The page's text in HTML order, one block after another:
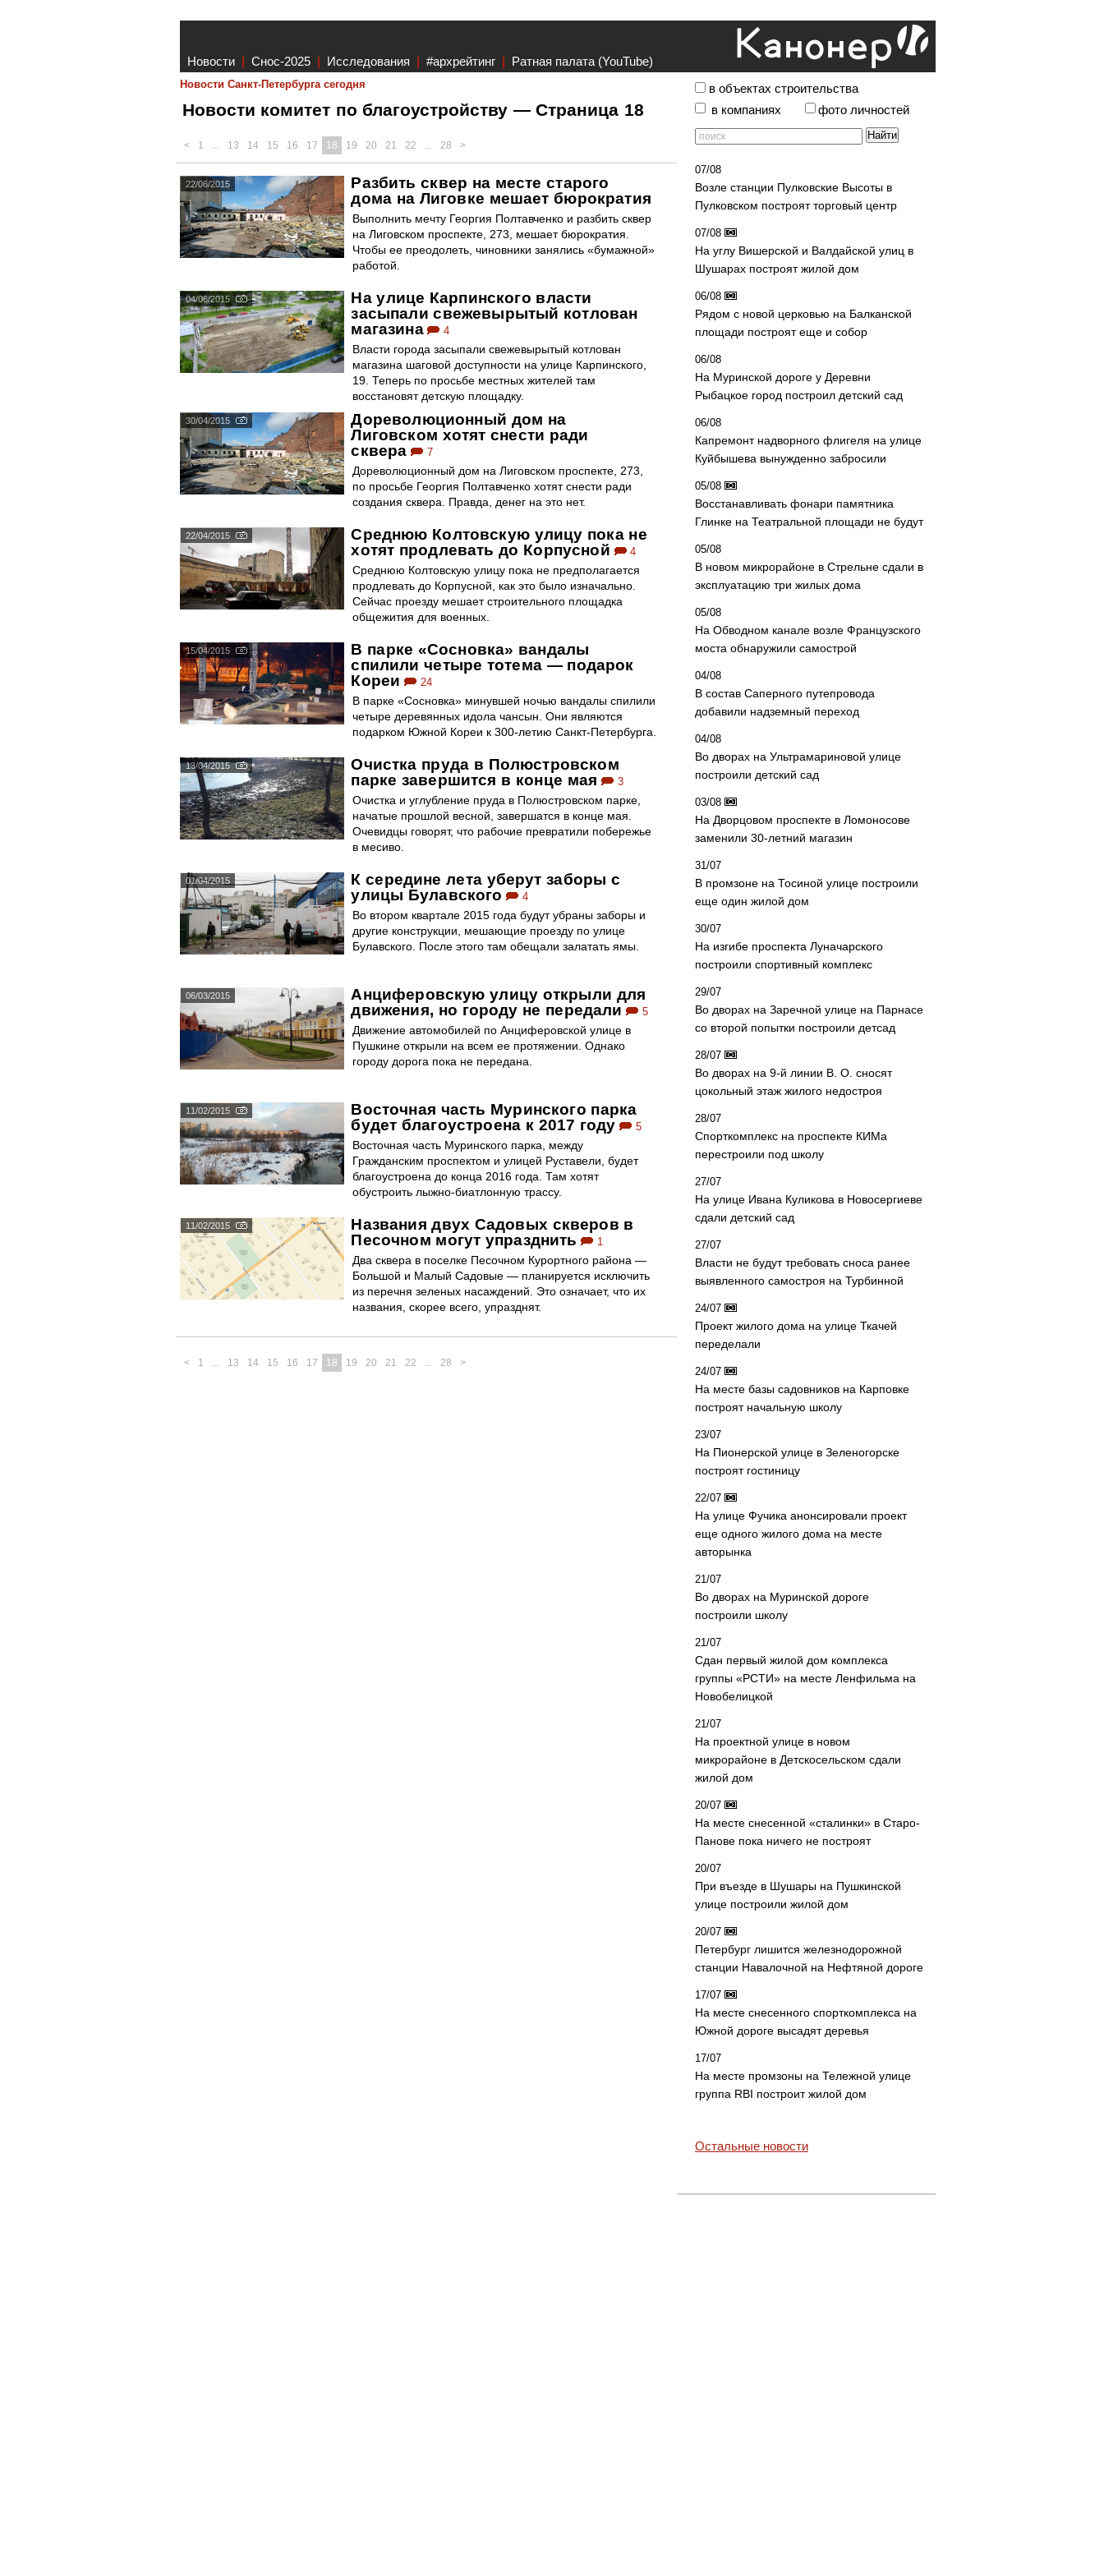
Новости | Снос-2025 | Исследования | #архрейтинг | Ратная палата (YouTube)
Новости Санкт-Петербурга сегодня
Новости комитет по благоустройству — Страница 18
< 1 ... 13 14 15 16 17 18 19 20 21 22 ... 28 >
22/06/2015
Разбить сквер на месте старого
дома на Лиговке мешает бюрократия
Выполнить мечту Георгия Полтавченко и разбить сквер
на Лиговском проспекте, 273, мешает бюрократия.
Чтобы ее преодолеть, чиновники занялись «бумажной»
работой.
04/06/2015
На улице Карпинского власти
засыпали свежевырытый котлован
магазина
4
Власти города засыпали свежевырытый котлован
магазина шаговой доступности на улице Карпинского,
19. Теперь по просьбе местных жителей там
восстановят детскую площадку.
30/04/2015
Дореволюционный дом на
Лиговском хотят снести ради
сквера
7
Дореволюционный дом на Лиговском проспекте, 273,
по просьбе Георгия Полтавченко хотят снести ради
создания сквера. Правда, денег на это нет.
22/04/2015
Среднюю Колтовскую улицу пока не
хотят продлевать до Корпусной
4
Среднюю Колтовскую улицу пока не предполагается
продлевать до Корпусной, как это было изначально.
Сейчас проезду мешает строительного площадка
общежития для военных.
15/04/2015
В парке «Сосновка» вандалы
спилили четыре тотема — подарок
Кореи
24
В парке «Сосновка» минувшей ночью вандалы спилили
четыре деревянных идола чансын. Они являются
подарком Южной Кореи к 300-летию Санкт-Петербурга.
13/04/2015
Очистка пруда в Полюстровском
парке завершится в конце мая
3
Очистка и углубление пруда в Полюстровском парке,
начатые прошлой весной, завершатся в конце мая.
Очевидцы говорят, что рабочие превратили побережье
в месиво.
01/04/2015
К середине лета уберут заборы с
улицы Булавского
4
Во втором квартале 2015 года будут убраны заборы и
другие конструкции, мешающие проезду по улице
Булавского. После этого там обещали залатать ямы.
06/03/2015
Анциферовскую улицу открыли для
движения, но городу не передали
5
Движение автомобилей по Анциферовской улице в
Пушкине открыли на всем ее протяжении. Однако
городу дорога пока не передана.
11/02/2015
Восточная часть Муринского парка
будет благоустроена к 2017 году
5
Восточная часть Муринского парка, между
Гражданским проспектом и улицей Руставели, будет
благоустроена до конца 2016 года. Там хотят
обустроить лыжно-биатлонную трассу.
11/02/2015
Названия двух Садовых скверов в
Песочном могут упразднить
1
Два сквера в поселке Песочном Курортного района —
Большой и Малый Садовые — планируется исключить
из перечня зеленых насаждений. Это означает, что их
названия, скорее всего, упразднят.
< 1 ... 13 14 15 16 17 18 19 20 21 22 ... 28 >
в объектах строительства
в компаниях
фото личностей
07/08
Возле станции Пулковские Высоты в
Пулковском построят торговый центр
07/08
На углу Вишерской и Валдайской улиц в
Шушарах построят жилой дом
06/08
Рядом с новой церковью на Балканской
площади построят еще и собор
06/08
На Муринской дороге у Деревни
Рыбацкое город построил детский сад
06/08
Капремонт надворного флигеля на улице
Куйбышева вынужденно забросили
05/08
Восстанавливать фонари памятника
Глинке на Театральной площади не будут
05/08
В новом микрорайоне в Стрельне сдали в
эксплуатацию три жилых дома
05/08
На Обводном канале возле Французского
моста обнаружили самострой
04/08
В состав Саперного путепровода
добавили надземный переход
04/08
Во дворах на Ультрамариновой улице
построили детский сад
03/08
На Дворцовом проспекте в Ломоносове
заменили 30-летний магазин
31/07
В промзоне на Тосиной улице построили
еще один жилой дом
30/07
На изгибе проспекта Луначарского
построили спортивный комплекс
29/07
Во дворах на Заречной улице на Парнасе
со второй попытки построили детсад
28/07
Во дворах на 9-й линии В. О. сносят
цокольный этаж жилого недостроя
28/07
Спорткомплекс на проспекте КИМа
перестроили под школу
27/07
На улице Ивана Куликова в Новосергиеве
сдали детский сад
27/07
Власти не будут требовать сноса ранее
выявленного самостроя на Турбинной
24/07
Проект жилого дома на улице Ткачей
переделали
24/07
На месте базы садовников на Карповке
построят начальную школу
23/07
На Пионерской улице в Зеленогорске
построят гостиницу
22/07
На улице Фучика анонсировали проект
еще одного жилого дома на месте
авторынка
21/07
Во дворах на Муринской дороге
построили школу
21/07
Сдан первый жилой дом комплекса
группы «РСТИ» на месте Ленфильма на
Новобелицкой
21/07
На проектной улице в новом
микрорайоне в Детскосельском сдали
жилой дом
20/07
На месте снесенной «сталинки» в Старо-
Панове пока ничего не построят
20/07
При въезде в Шушары на Пушкинской
улице построили жилой дом
20/07
Петербург лишится железнодорожной
станции Навалочной на Нефтяной дороге
17/07
На месте снесенного спорткомплекса на
Южной дороге высадят деревья
17/07
На месте промзоны на Тележной улице
группа RBI построит жилой дом
Остальные новости